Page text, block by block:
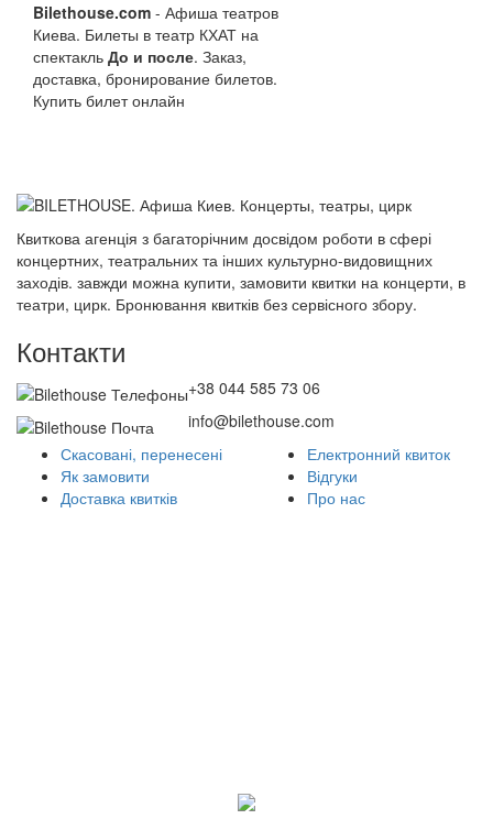
Bilethouse.com - Афиша театров
Киева. Билеты в театр КХАТ на
спектакль До и после. Заказ,
доставка, бронирование билетов.
Купить билет онлайн
Квиткова агенція з багаторічним досвідом роботи в сфері
концертних, театральних та інших культурно-видовищних
заходів. завжди можна купити, замовити квитки на концерти, в
театри, цирк. Бронювання квитків без сервісного збору.
Контакти
+38 044 585 73 06
info@bilethouse.com
Скасовані, перенесені
Як замовити
Доставка квитків
Електронний квиток
Відгуки
Про нас